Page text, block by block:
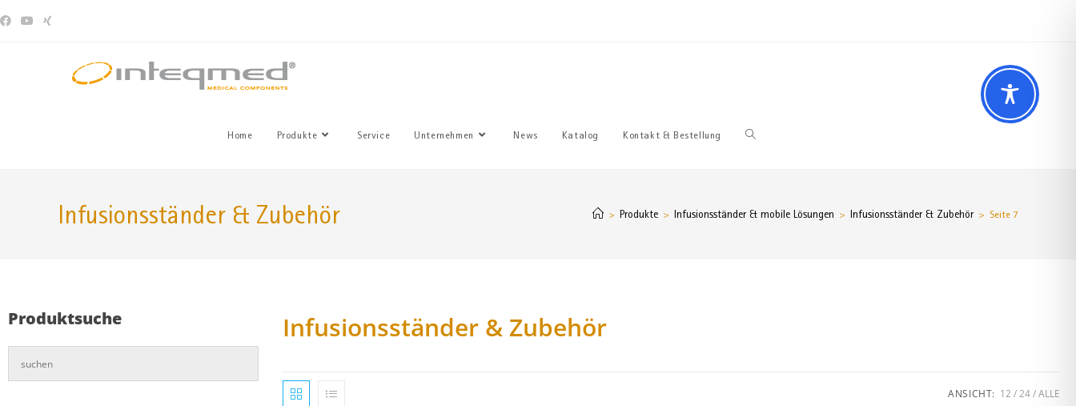
Home Produkte Service Unternehmen News Katalog Kontakt & Bestellung
Infusionsständer & Zubehör > Produkte > Infusionsständer & mobile Lösungen > Infusionsständer & Zubehör > Seite 7
Produktsuche Infusionsständer & Zubehör
ANSICHT: 12 24 ALLE